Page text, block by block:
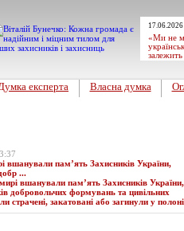
«Ми не
експерта Власна думка
вшанували пам’ять Захисників України,
...